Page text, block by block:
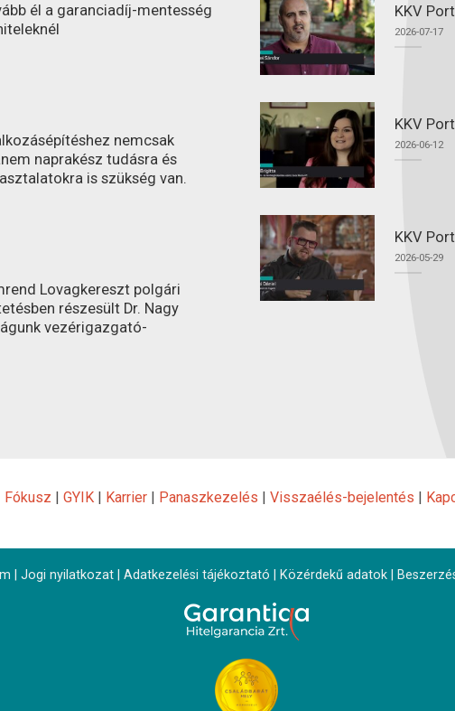
él a garanciadíj-mentesség
nemcsak
naprakész tudásra és
is szükség van.
Lovagkereszt polgári
részesült Dr. Nagy
vezérigazgató-
KKV
2026-07-17
KKV
2026-06-12
KKV
2026-05-29
Fókusz | GYIK| Karrier| Panaszkezelés | Visszaélés-bejelentés |
Jogi nyilatkozat| Adatkezelési tájékoztató Közérdekű adatok|